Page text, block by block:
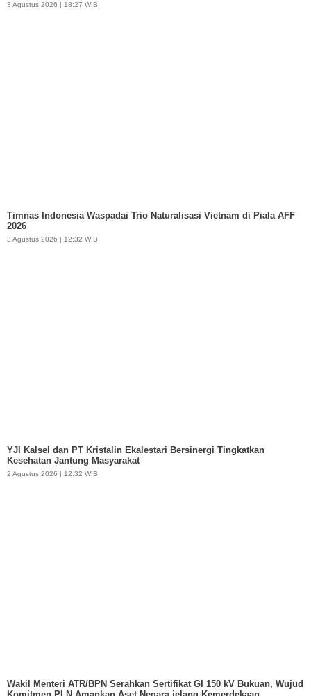
3 Agustus 2026 | 18:27 WIB
Timnas Indonesia Waspadai Trio Naturalisasi Vietnam di Piala AFF
2026
3 Agustus 2026 | 12:32 WIB
YJI Kalsel dan PT Kristalin Ekalestari Bersinergi Tingkatkan
Kesehatan Jantung Masyarakat
2 Agustus 2026 | 12:32 WIB
Wakil Menteri ATR/BPN Serahkan Sertifikat GI 150 kV Bukuan, Wujud